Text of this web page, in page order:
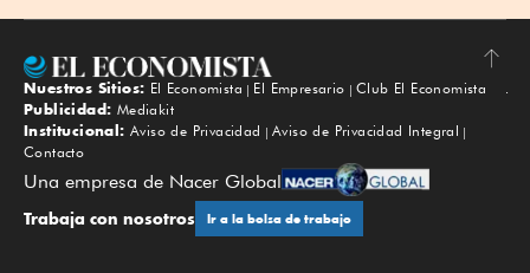
Subir
Nuestros Sitios: El Economista El Empresario
Club El Economista
Publicidad: Mediakit
Institucional: Aviso de Privacidad
Aviso de Privacidad Integral
Contacto
Una empresa de Nacer Global
Trabaja con nosotros Ir a la bolsa de trabajo